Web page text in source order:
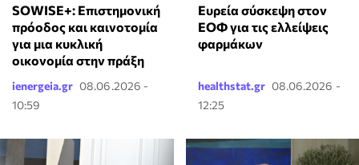
SOWISE+: Επιστημονική
πρόοδος και καινοτομία
για μια κυκλική
οικονομία στην πράξη
ienergeia.gr 08.06.2026 -
10:59
Ευρεία σύσκεψη στον
ΕΟΦ για τις ελλείψεις
φαρμάκων
healthstat.gr 08.06.2026 -
12:25